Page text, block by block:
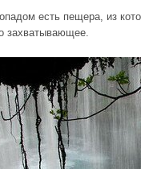
есть пещера, из
захватывающее.